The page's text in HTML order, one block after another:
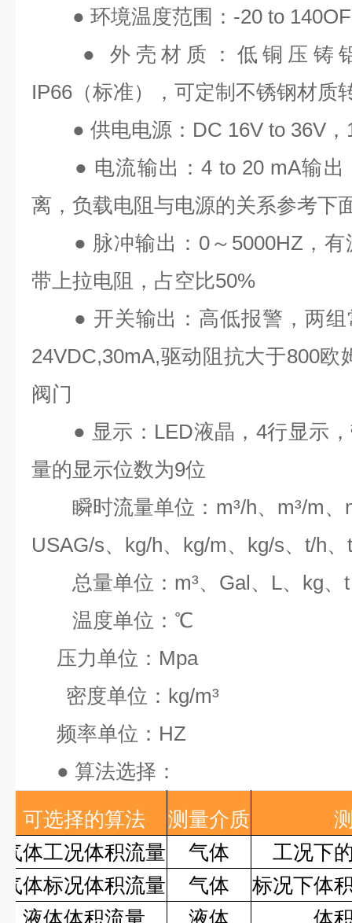
● 环境温度范围： -20 to
●外壳材质：低铜压铸
IP66 （标准），可定制不锈钢材质
● 供电电源： DC 16V to 36V ，
● 电流输出：4 to 20 mA输出
离，负载电阻与电源的关系参考下
● 脉冲输出： 0～ 5000HZ ，
带上拉电阻，占空比50%
● 开关输出：高低报警，两
24VDC,30mA,驱动阻抗大于800欧
阀门
● 显示： LED液晶， 4行显示
量的显示位数为9位
瞬时流量单位： m³/h、 m³/m、
USAG/s、 kg/h、 kg/m、 kg/s、 t/h、
总量单位： m³、 Gal、 L、 kg、 t
温度单位： ℃
压力单位： Mpa
密度单位： kg/m³
频率单位： HZ
● 算法选择：
可选择的算法 测量介质
气体工况体积流量
气体
工况下
气体标况体积流量
气体
标况下体
液体体积流量
液体 体